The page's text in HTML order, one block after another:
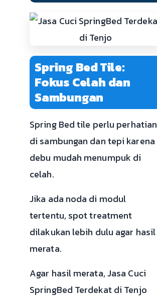
Spring Bed Tile:
Fokus Celah dan
Sambungan
Spring Bed tile perlu perhatian
di sambungan dan tepi karena
debu mudah menumpuk di
celah.
Jika ada noda di modul
tertentu, spot treatment
dilakukan lebih dulu agar hasil
merata.
Agar hasil merata, Jasa Cuci
SpringBed Terdekat di Tenjo